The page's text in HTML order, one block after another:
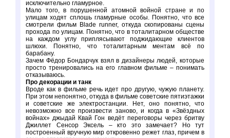
исключительно гламурное.
Мало того, в порушенной атомной войной стране и по
улицам ходят сплошь гламурные особы. Понятно, что все
смотрели фильм Blade runner, откуда скопированы сцены
прохода по улицам. Понятно, что в тоталитарном обществе
на каждом углу приплясывают поджидающие клиентов
шлюхи. Понятно, что тоталитарным ментам всё по
барабану.
Зачем Фёдор Бондарчук взял в дизайнеры людей, которые
просто тренировались на его главном фильме – понимать
отказываюсь.
Про декорации и танк
Вроде как в фильме речь идет про другую, чужую планету.
При этом непонятно, откуда в фильме советские пятиэтажки
и советские же электростанции. Нет, оно понятно, что
невозможно все произвести заново, и когда в «Звёздных
войнах» джыдай Квай Гон ведёт переговоры через бритву
Джиллет Сенсор Эксель – кто это замечает? Но тут
построенный вручную мир откровенно режет глаз, причем в